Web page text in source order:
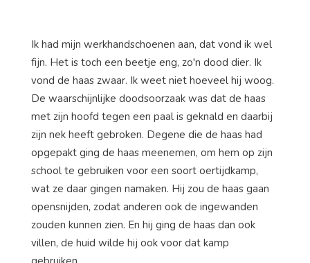
Ik had mijn werkhandschoenen aan, dat vond ik wel
fijn. Het is toch een beetje eng, zo'n dood dier. Ik
vond de haas zwaar. Ik weet niet hoeveel hij woog.
De waarschijnlijke doodsoorzaak was dat de haas
met zijn hoofd tegen een paal is geknald en daarbij
zijn nek heeft gebroken. Degene die de haas had
opgepakt ging de haas meenemen, om hem op zijn
school te gebruiken voor een soort oertijdkamp,
wat ze daar gingen namaken. Hij zou de haas gaan
opensnijden, zodat anderen ook de ingewanden
zouden kunnen zien. En hij ging de haas dan ook
villen, de huid wilde hij ook voor dat kamp